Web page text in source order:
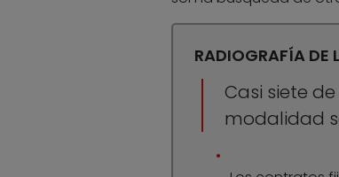
RADIOGRAFÍA DE
Casi siete
modalidad